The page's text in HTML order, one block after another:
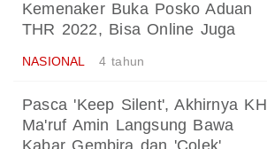
Kemenaker Buka Posko Aduan
THR 2022, Bisa Online Juga
NASIONAL 4 tahun
Pasca 'Keep Silent', Akhirnya KH
Ma'ruf Amin Langsung Bawa